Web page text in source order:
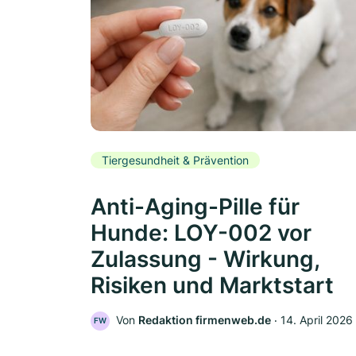
Tiergesundheit & Prävention
Anti-Aging-Pille für
Hunde: LOY-002 vor
Zulassung - Wirkung,
Risiken und Marktstart
FW Von Redaktion firmenweb.de ‧ 14. April 2026